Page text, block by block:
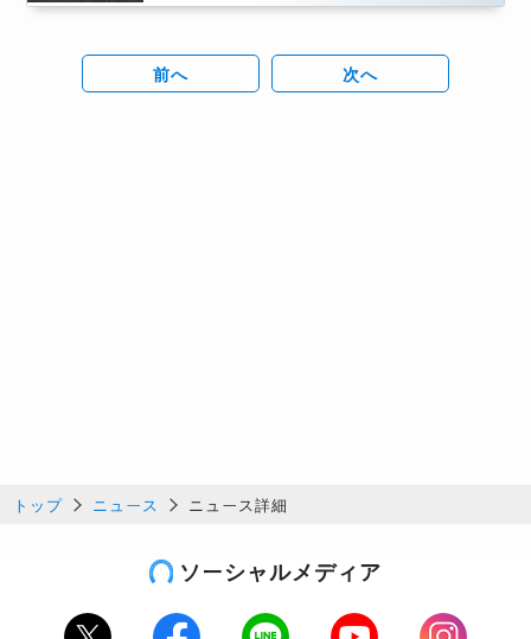
前へ 次へ
トップ ニュース ニュース詳細
ソーシャルメディア